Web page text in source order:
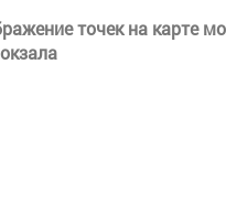
точек на карте